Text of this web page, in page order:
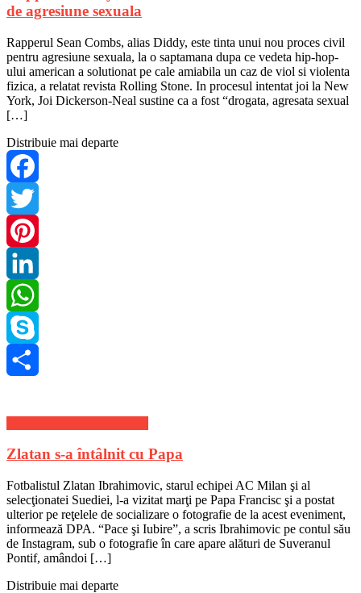
de agresiune sexuala
Rapperul Sean Combs, alias Diddy, este tinta unui nou proces civil
pentru agresiune sexuala, la o saptamana dupa ce vedeta hip-hop-
ului american a solutionat pe cale amiabila un caz de viol si violenta
fizica, a relatat revista Rolling Stone. In procesul intentat joi la New
York, Joi Dickerson-Neal sustine ca a fost “drogata, agresata sexual
[…]
Distribuie mai departe
Facebook
Twitter
Pinterest
LinkedIn
WhatsApp
Skype
Zlatan s-a întâlnit cu Papa
Fotbalistul Zlatan Ibrahimovic, starul echipei AC Milan şi al
selecţionatei Suediei, l-a vizitat marţi pe Papa Francisc şi a postat
ulterior pe reţelele de socializare o fotografie de la acest eveniment,
informează DPA. “Pace şi Iubire”, a scris Ibrahimovic pe contul său
de Instagram, sub o fotografie în care apare alături de Suveranul
Pontif, amândoi […]
Distribuie mai departe